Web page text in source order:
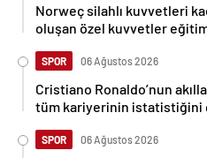
Norweç silahlı kuvvetleri
oluşan özel kuvvetler
SPOR 06 Ağustos 2026
Cristiano Ronaldo’nun
tüm kariyerinin istatistiğini
SPOR 06 Ağustos 2026